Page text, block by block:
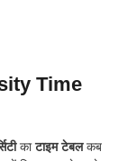
Time
काटाइम टेबलकब